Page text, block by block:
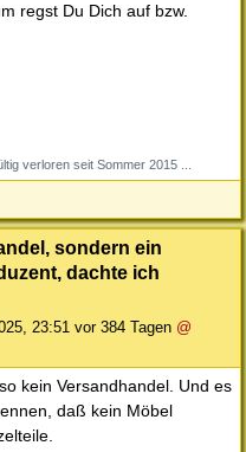
regst Du Dich auf bzw.
verloren seit Sommer 2015 ...
sondern ein
dachte ich
23:51 vor 384 Tagen @
kein Versandhandel. Und es
daß kein Möbel